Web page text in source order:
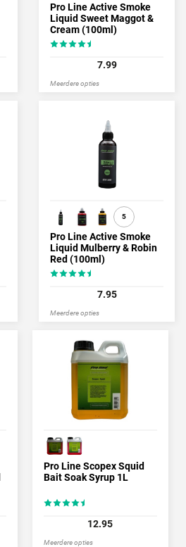
Pro Line Active Smoke
Liquid Sweet Maggot &
Cream (100ml)
7.99
Meerdere opties
5
Pro Line Active Smoke
Liquid Mulberry & Robin
Red (100ml)
7.95
Meerdere opties
Pro Line Scopex Squid
Bait Soak Syrup 1L
12.95
Meerdere opties